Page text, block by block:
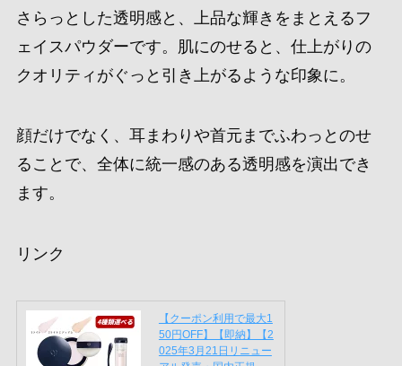
NARS ライトリフレクティング ルミナイジ
ングスティック 04231 MOONLIT
内側から生命力とみずみずしさが
出るようなハイライト。バームの
リフレクティング ルミナイジングスティック。